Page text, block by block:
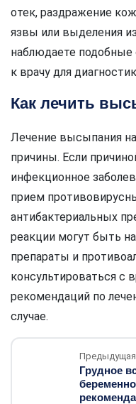
отек, раздражение
язвы или выделения
наблюдаете
к врачу для
Как лечить
Лечение высыпания
причины. Если
инфекционное
прием
антибактериальных
реакции могут быть
препараты и
консультироваться с
рекомендаций по
случае.
Предыдущая
Грудное